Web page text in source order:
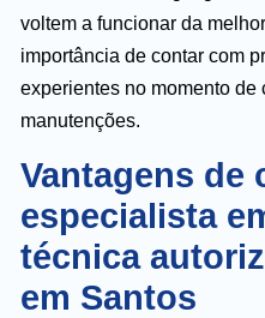
voltem a funcionar da
importância de contar com
experientes no momento de
manutenções.
Vantagens de
especialista
técnica
em Santos